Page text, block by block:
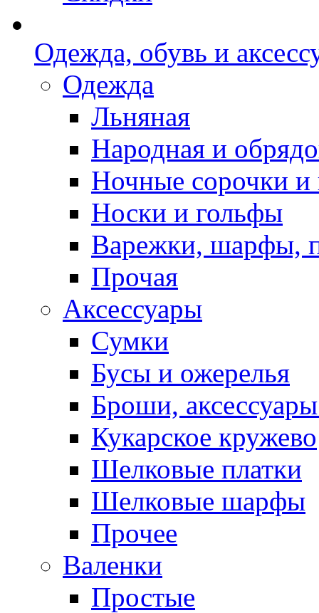
Одежда, обувь и
Одежда
Льняная
Народная и
Ночные сорочки
Носки и гольфы
Варежки, шарфы,
Прочая
Аксессуары
Сумки
Бусы и ожерелья
Броши,
Кукарское кружево
Шелковые платки
Шелковые шарфы
Прочее
Валенки
Простые